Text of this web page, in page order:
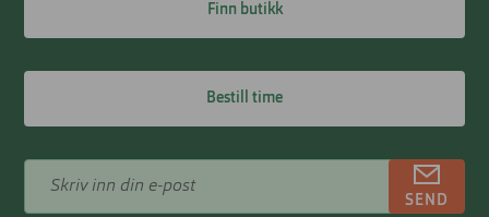
Finn butikk
Bestill time
SEND